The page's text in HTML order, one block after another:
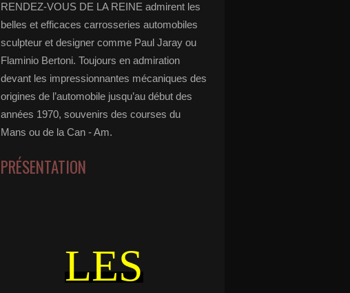
RENDEZ-VOUS DE LA REINE admirent les
belles et efficaces carrosseries automobiles
sculpteur et designer comme Paul Jaray ou
Flaminio Bertoni. Toujours en admiration
devant les impressionnantes mécaniques des
origines de l’automobile jusqu’au début des
années 1970, souvenirs des courses du
Mans ou de la Can - Am.
PRÉSENTATION
LES